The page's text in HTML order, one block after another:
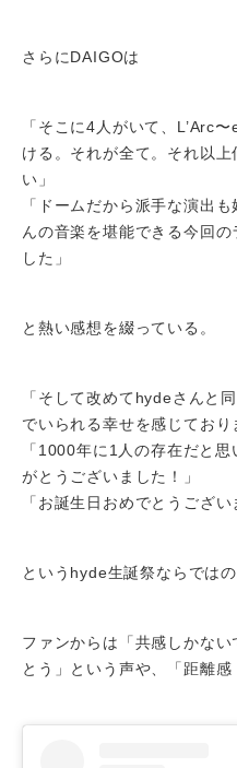
さらにDAIGOは
「そこに4人がいて、L’Arc
ける。それが全て。それ以
い」
「ドームだから派手な演出
んの音楽を堪能できる今回
した」
と熱い感想を綴っている。
「そして改めてhydeさんと
でいられる幸せを感じており
「1000年に1人の存在だと
がとうございました！」
「お誕生日おめでとうござい
というhyde生誕祭ならでは
ファンからは「共感しかな
とう」という声や、「距離感